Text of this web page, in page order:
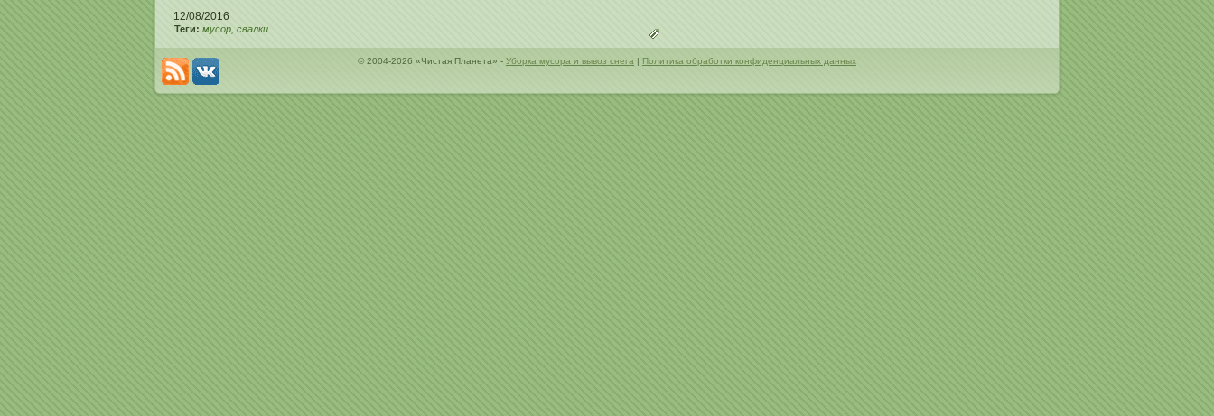
12/08/2016
Теги: мусор свалки
© 2004-2026 «Чистая Планета» - Уборка мусора и вывоз снега | Политика обработки конфиденциальных данных